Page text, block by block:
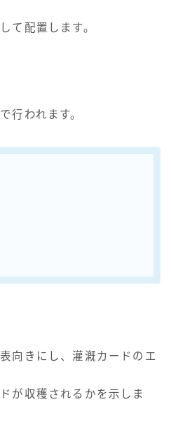
て配置します。
行われます。
向きにし、灌漑カードのエ
が収穫されるかを示しま